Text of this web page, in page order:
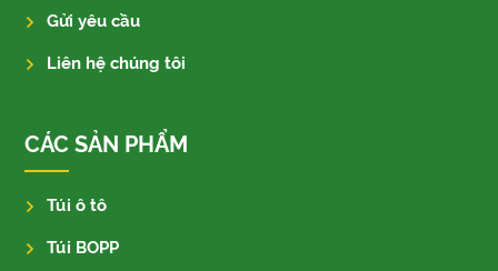
Gửi yêu cầu
Liên hệ chúng tôi
CÁC SẢN PHẨM
Túi ô tô
Túi BOPP